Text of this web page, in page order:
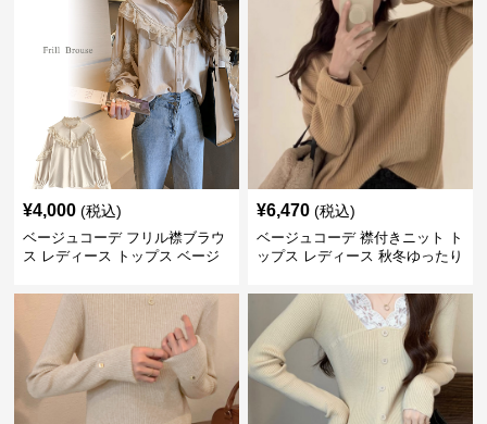
¥4,000 (税込)
ベージュコーデ フリル襟ブラウ
ス レディース トップス ベージ
¥6,470 (税込)
ベージュコーデ 襟付きニット ト
ップス レディース 秋冬ゆったり